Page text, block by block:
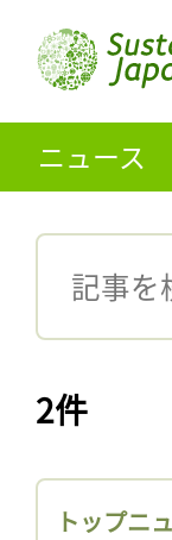
ニュース
2件
トップニ